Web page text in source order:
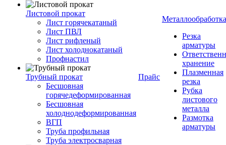
Листовой прокат
Лист горячекатаный
Лист ПВЛ
Лист рифленый
Лист холоднокатаный
Профнастил
Трубный прокат
Бесшовная
горячедеформированная
Бесшовная
холоднодеформированная
ВГП
Труба профильная
Труба электросварная
Прайс
Металлообработка
Резка
арматуры
хранение
Плазменная
резка
Рубка
листового
металла
Размотка
арматуры